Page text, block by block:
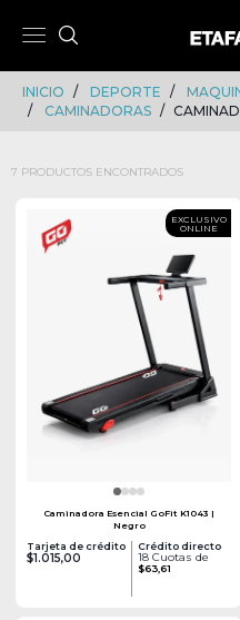
INICIO DEPORTE
CAMINADORAS
7 PRODUCTOS ENCONTRADOS
EXCLUSIVO
ONLINE
Caminadora Esencial GoFit K1043 |
Negro
Tarjeta de crédito
$1.015,00
Crédito directo
18 Cuotas de
$63,61